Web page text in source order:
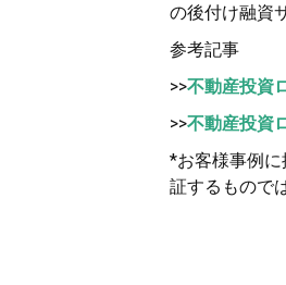
の後付け融資
参考記事
>>不動産投資
>>不動産投資
*お客様事例
証するもので